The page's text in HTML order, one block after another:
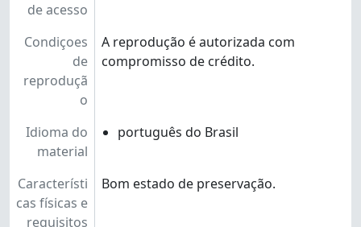
de acesso
Condiçoes
de
reproduçã
o
A reprodução é autorizada com
compromisso de crédito.
Idioma do
material
português do Brasil
Característi
cas físicas e
requisitos
Bom estado de preservação.